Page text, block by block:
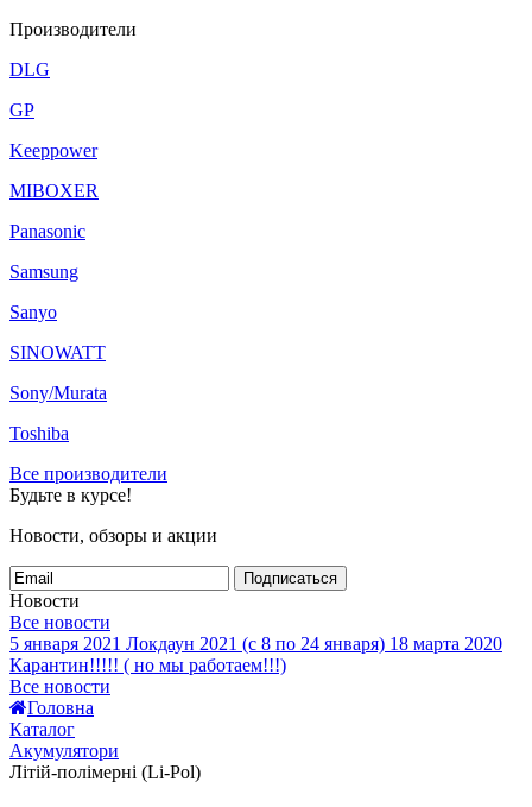
Производители
DLG
GP
Keeppower
MIBOXER
Panasonic
Samsung
Sanyo
SINOWATT
Sony/Murata
Toshiba
Все производители
Будьте в курсе!
Новости, обзоры и акции
Подписаться
Новости
Все новости
5 января 2021 Локдаун 2021 (с 8 по 24 января) 18 марта 2020
Карантин!!!!! ( но мы работаем!!!)
Все новости
Головна
Каталог
Акумулятори
Літій-полімерні (Li-Pol)